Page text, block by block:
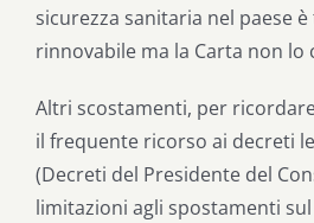
sicurezza sanitaria nel paese
rinnovabile ma la Carta non lo
Altri scostamenti, per
il frequente ricorso ai decreti
(Decreti del Presidente del
limitazioni agli spostamenti